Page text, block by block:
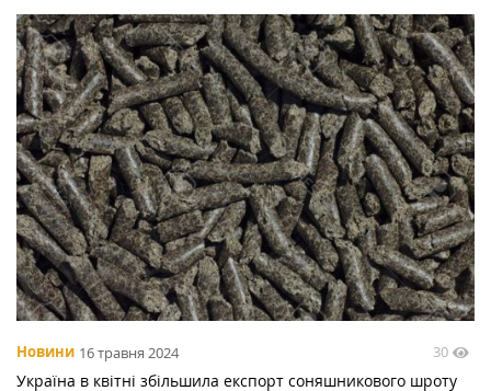
Новини 16 травня 2024 30
Україна в квітні збільшила експорт соняшникового шроту